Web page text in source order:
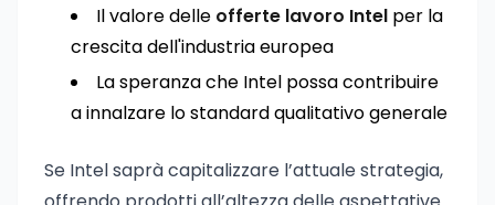
Il valore delle offerte lavoro Intel per la
crescita dell'industria europea
La speranza che Intel possa contribuire
a innalzare lo standard qualitativo generale
Se Intel saprà capitalizzare l’attuale strategia,